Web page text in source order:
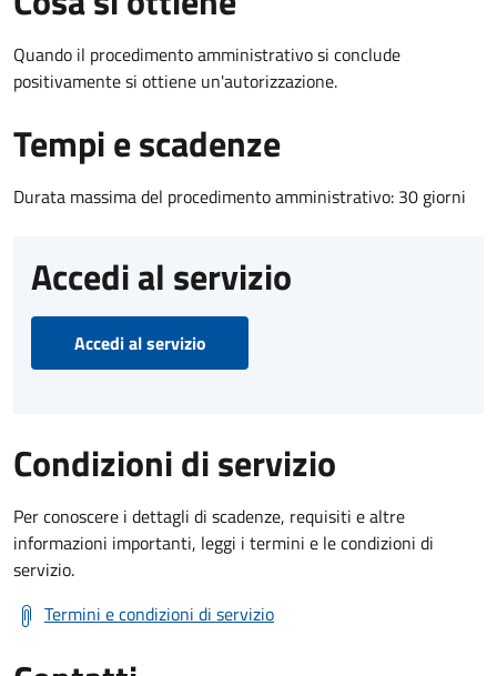
Quando il procedimento amministrativo si conclude
positivamente si ottiene un'autorizzazione.
Tempi e scadenze
Durata massima del procedimento amministrativo: 30 giorni
Accedi al servizio
Accedi al servizio
Condizioni di servizio
Per conoscere i dettagli di scadenze, requisiti e altre
informazioni importanti, leggi i termini e le condizioni di
servizio.
Termini e condizioni di servizio